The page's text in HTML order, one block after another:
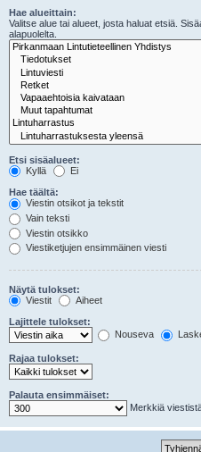
Hae alueittain:
Valitse alue tai alueet, josta haluat etsiä.
alapuolelta.
Etsi sisäalueet:
Kyllä
Ei
Hae täältä:
Viestin otsikot ja tekstit
Vain teksti
Viestin otsikko
Viestiketjujen ensimmäinen viesti
Näytä tulokset:
Viestit
Aiheet
Lajittele tulokset:
Nouseva
Rajaa tulokset:
Palauta ensimmäiset:
Merkkiä